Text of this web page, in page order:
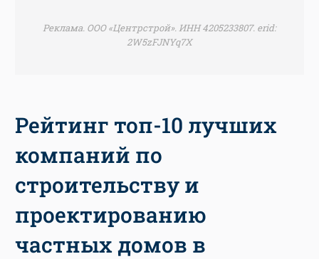
Реклама. ООО «Центрстрой». ИНН 4205233807. erid:
2W5zFJNYq7X
Рейтинг топ-10 лучших
компаний по
строительству и
проектированию
частных домов в